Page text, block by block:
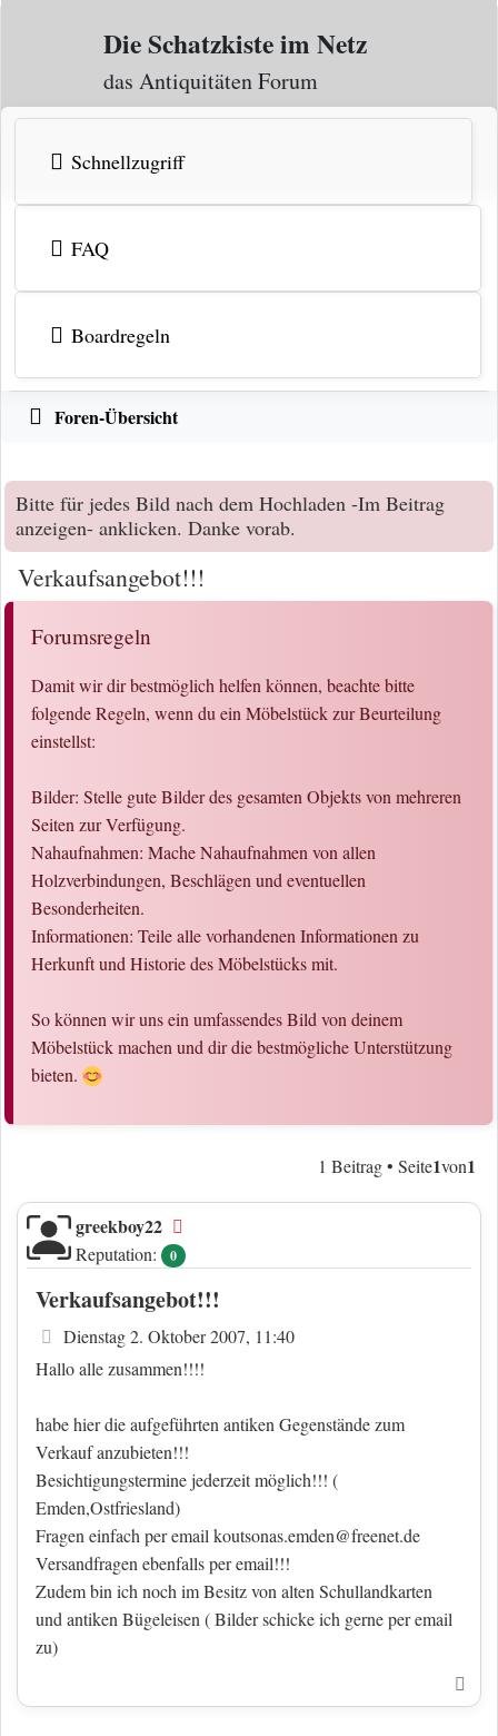
Zum Inhalt
Die Schatzkiste im Netz
das Antiquitäten Forum
Schnellzugriff
FAQ
Boardregeln
Foren-Übersicht
Bitte für jedes Bild nach dem Hochladen -Im Beitrag
anzeigen- anklicken. Danke vorab.
Verkaufsangebot!!!
Forumsregeln
Damit wir dir bestmöglich helfen können, beachte bitte
folgende Regeln, wenn du ein Möbelstück zur Beurteilung
einstellst:
Bilder: Stelle gute Bilder des gesamten Objekts von mehreren
Seiten zur Verfügung.
Nahaufnahmen: Mache Nahaufnahmen von allen
Holzverbindungen, Beschlägen und eventuellen
Besonderheiten.
Informationen: Teile alle vorhandenen Informationen zu
Herkunft und Historie des Möbelstücks mit.
So können wir uns ein umfassendes Bild von deinem
Möbelstück machen und dir die bestmögliche Unterstützung
bieten.
1 Beitrag • Seite1von1
greekboy22
Reputation: 0
Verkaufsangebot!!!
Beitrag
Dienstag 2. Oktober 2007, 11:40
Hallo alle zusammen!!!!
habe hier die aufgeführten antiken Gegenstände zum
Verkauf anzubieten!!!
Besichtigungstermine jederzeit möglich!!! (
Emden,Ostfriesland)
Fragen einfach per email koutsonas.emden@freenet.de
Versandfragen ebenfalls per email!!!
Zudem bin ich noch im Besitz von alten Schullandkarten
und antiken Bügeleisen ( Bilder schicke ich gerne per email
zu)